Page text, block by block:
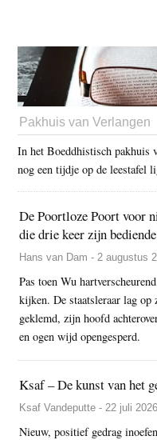
Pakhuis van Verlangen
In het Boeddhistisch pakhuis
nog een tijdje op de leestafel
De Poortloze Poort voor
die drie keer zijn
Hans van Dam - 2 augustus
Pas toen Wu
kijken. De staatsleraar lag
geklemd, zijn hoofd
en ogen wijd opengesperd.
Ksaf – De kunst van het
Ksaf Vandeputte - 22 juli 2026
Nieuw, positief gedrag